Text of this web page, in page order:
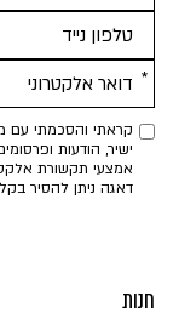
מלאו
את
טופס
-
הירשמו
לקבלת
ומבצעים
קראתי והסכמתי עם
ישיר, הודעות
אמצעי תקשורת
דאגה ניתן להסיר
חנות